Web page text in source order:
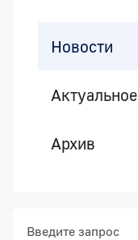
Новости
Актуальное
Архив